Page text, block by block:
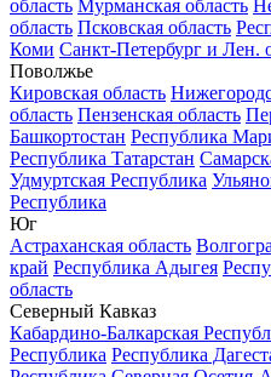
область Мурманская область
область Псковская область
Коми Санкт-Петербург и Лен.
Поволжье
Кировская область
область Пензенская область
Башкортостан Республика
Республика Татарстан
Удмуртская Республика
Республика
Юг
Астраханская область
край Республика Адыгея
область
Северный Кавказ
Кабардино-Балкарская
Республика Республика